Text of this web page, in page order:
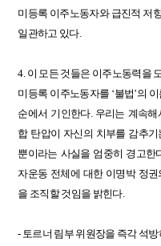
미등록 이주노동자와 급진적 저
일관하고 있다.
4. 이 모든 것들은 이주노동력을
미등록 이주노동자를 ‘불법’의
순에서 기인한다. 우리는 계속해
합 탄압이 자신의 치부를 감추기
뿐이라는 사실을 엄중히 경고한
자운동 전체에 대한 이명박 정권
을 조직할것임을 밝힌다.
- 토르너 림부 위원장을 즉각 석방